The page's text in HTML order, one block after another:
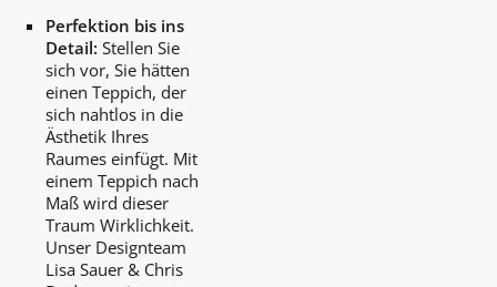
Perfektion bis ins
Detail: Stellen Sie
sich vor, Sie hätten
einen Teppich, der
sich nahtlos in die
Ästhetik Ihres
Raumes einfügt. Mit
einem Teppich nach
Maß wird dieser
Traum Wirklichkeit.
Unser Designteam
Lisa Sauer & Chris